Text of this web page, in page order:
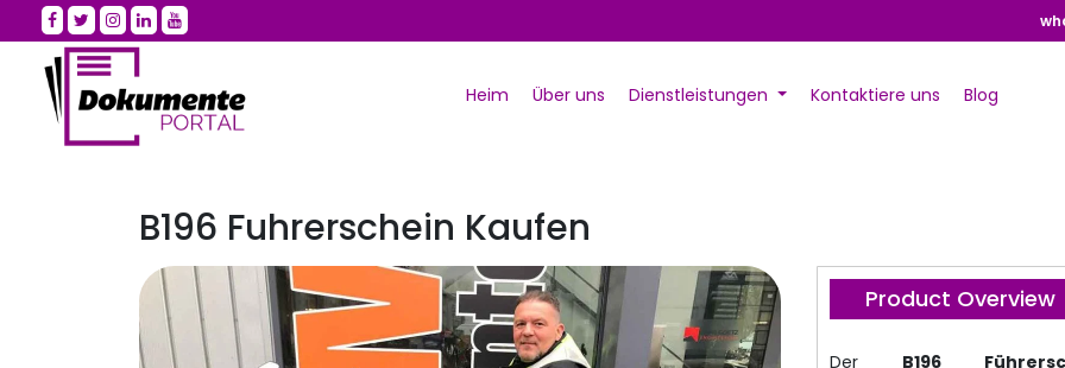
Heim Über uns Dienstleistungen Kontaktiere uns Blog
B196 Fuhrerschein Kaufen
Product Overview
Der B196